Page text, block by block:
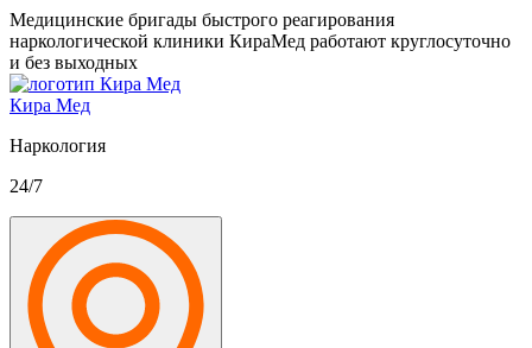
Медицинские бригады быстрого реагирования
наркологической клиники КираМед работают круглосуточно
и без выходных
Кира Мед
Наркология
24/7